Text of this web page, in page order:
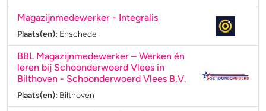
Magazijnmedewerker - Integralis
Plaats(en): Enschede
BBL Magazijnmedewerker – Werken én
leren bij Schoonderwoerd Vlees in
Bilthoven - Schoonderwoerd Vlees B.V.
Plaats(en): Bilthoven